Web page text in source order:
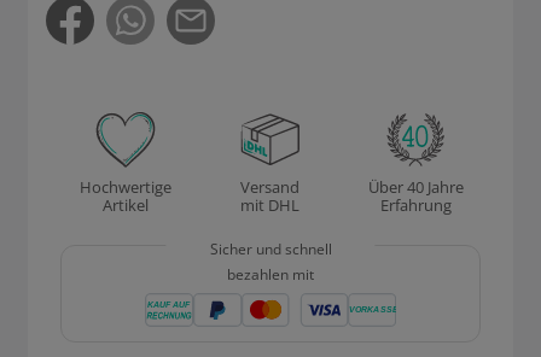
Hochwertige
Artikel
Versand
mit DHL
Über 40 Jahre
Erfahrung
Sicher und schnell
bezahlen mit